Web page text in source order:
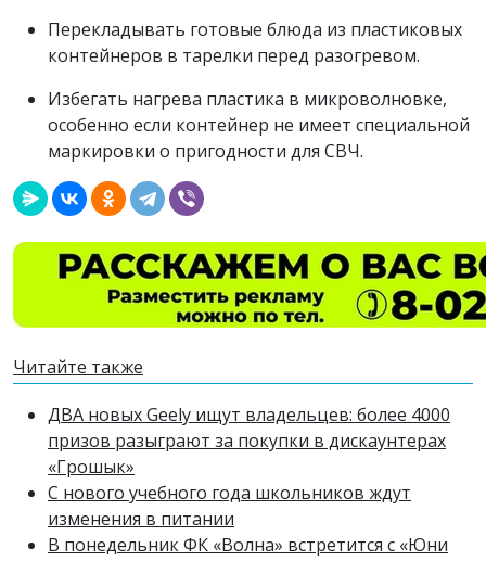
Перекладывать готовые блюда из пластиковых
контейнеров в тарелки перед разогревом.
Избегать нагрева пластика в микроволновке,
особенно если контейнер не имеет специальной
маркировки о пригодности для СВЧ.
Читайте также
ДВА новых Geely ищут владельцев: более 4000
призов разыграют за покупки в дискаунтерах
«Грошык»
С нового учебного года школьников ждут
изменения в питании
В понедельник ФК «Волна» встретится с «Юни